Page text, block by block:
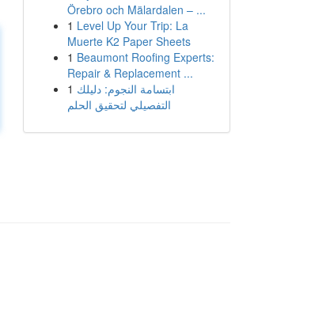
Örebro och Mälardalen – ...
1 Level Up Your Trip: La
Muerte K2 Paper Sheets
1 Beaumont Roofing Experts:
Repair & Replacement ...
1 ابتسامة النجوم: دليلك
التفصيلي لتحقيق الحلم